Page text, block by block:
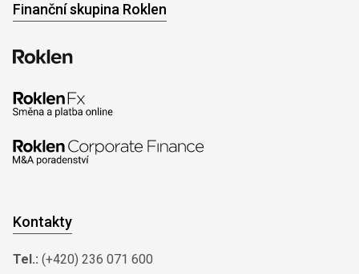
Finanční skupina Roklen
Kontakty
Tel.: (+420) 236 071 600